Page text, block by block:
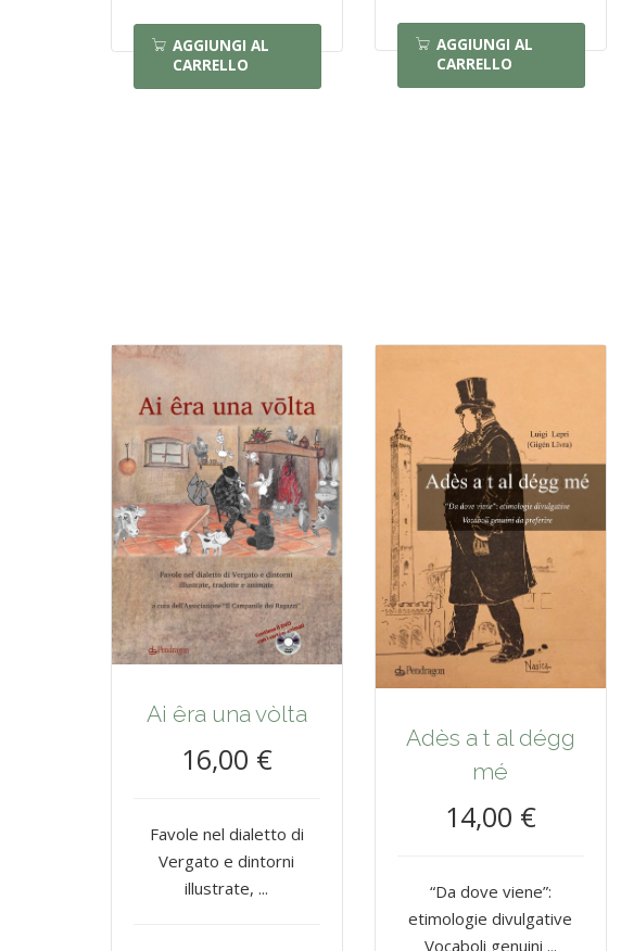
AGGIUNGI AL
CARRELLO
AGGIUNGI AL
CARRELLO
Ai êra una vòlta
16,00 €
Favole nel dialetto di
Vergato e dintorni
illustrate, ...
Adès a t al dégg
mé
14,00 €
“Da dove viene”:
etimologie divulgative
Vocaboli genuini ...